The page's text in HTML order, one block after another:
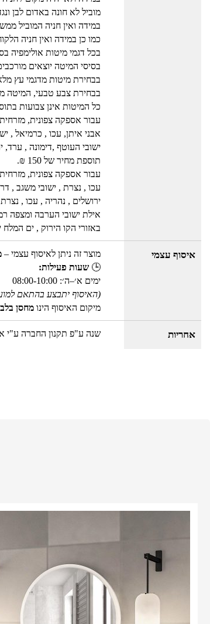
מוביל לא חונה באדום לבן
במידה ואין חניה המוביל
כמו כן במידה ואין חניה
בכל דגמי מיטות אולימפיה
בסיסי המיטה יוצאים
בבחירת מיטות מדגמי עץ
בבחירת צבע טבעי, המיטה
כל המיטות אינן צבועות
עבור אספקה צפונית,
אבני איתן, עכו , כרמיאל ,
ישובי העוטף ,דימונה , ערד,
תוספת מחיר של 150 ₪.
עבור אספקה צפונית,
עכו , נצרת , ישובי משגב ,
ירושלים , נהריה , עכו ,
אילת ישובי הערבה ומצפה
באזורי הקו הירוק , ים המלח
איסוף עצמי מוצר זה ניתן לאיסוף עצמי –
🕒 שעות פעילות:
ימים א׳–ה׳: 08:00-10:00
(האיסוף יתבצע בהתאם
מיקום האיסוף הינו מחסן
אחריות שנה ע"פ תקנון החברה ע"י